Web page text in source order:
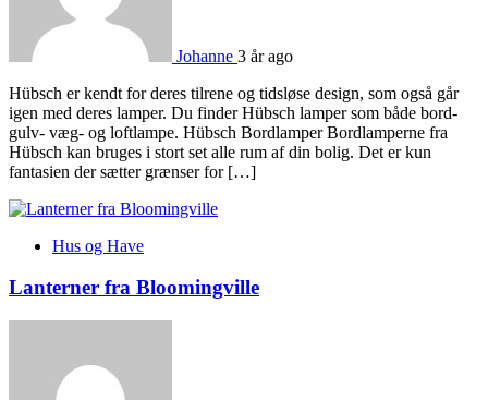
Johanne 3 år ago
Hübsch er kendt for deres tilrene og tidsløse design, som også går
igen med deres lamper. Du finder Hübsch lamper som både bord-
gulv- væg- og loftlampe. Hübsch Bordlamper Bordlamperne fra
Hübsch kan bruges i stort set alle rum af din bolig. Det er kun
fantasien der sætter grænser for […]
Hus og Have
Lanterner fra Bloomingville